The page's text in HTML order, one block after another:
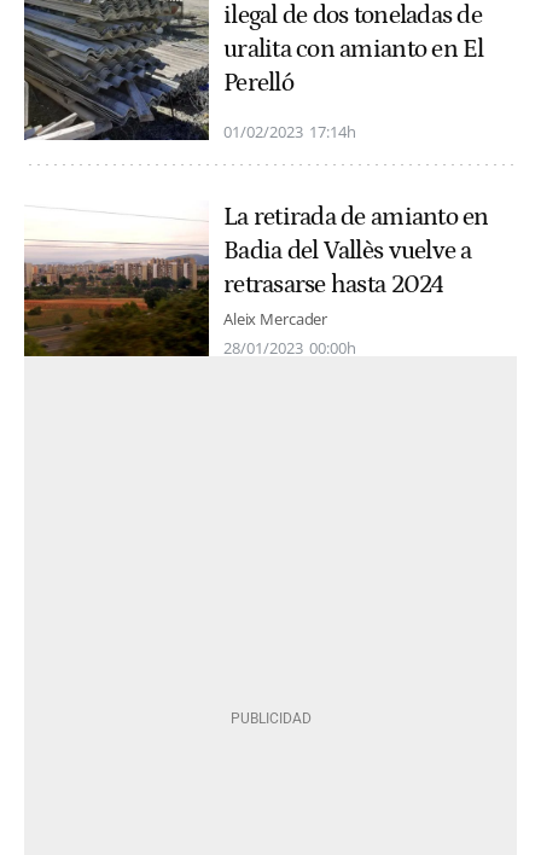
ilegal de dos toneladas de
uralita con amianto en El
Perelló
01/02/2023 17:14h
La retirada de amianto en
Badia del Vallès vuelve a
retrasarse hasta 2024
Aleix Mercader
28/01/2023 00:00h